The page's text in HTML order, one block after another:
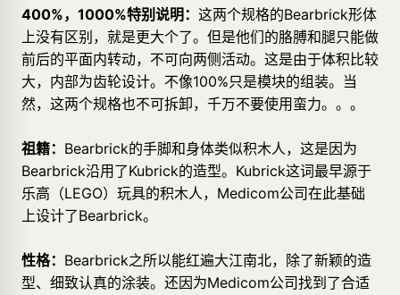
400%，1000%特别说明： 这两个规格的Bearbrick形体
上没有区别，就是更大个了。但是他们的胳膊和腿只能做
前后的平面内转动，不可向两侧活动。这是由于体积比较
大，内部为齿轮设计。不像100%只是模块的组装。当
然，这两个规格也不可拆卸，千万不要使用蛮力。。。
祖籍： Bearbrick的手脚和身体类似积木人，这是因为
Bearbrick沿用了Kubrick的造型。Kubrick这词最早源于
乐高（LEGO）玩具的积木人，Medicom公司在此基础
上设计了Bearbrick。
性格： Bearbrick之所以能红遍大江南北，除了新颖的造
型、细致认真的涂装。还因为Medicom公司找到了合适